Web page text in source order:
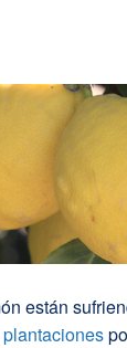
están
plantaciones